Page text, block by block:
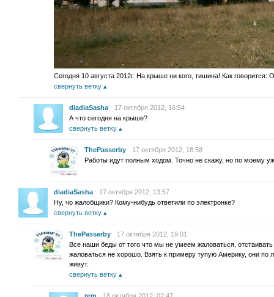
Сегодня 10 августа 2012г. На крыше ни кого, тишина! Как говорится:
свернуть ветку
diadiaSasha
17 октября 2012, 16:54
А что сегодня на крыше?
свернуть ветку
ThePasserby
17 октября 2012, 18:58
Работы идут полным ходом. Точно не скажу, но по моему
diadiaSasha
17 октября 2012, 13:57
Ну, чо жалобщики? Кому-нибудь ответили по электронке?
свернуть ветку
ThePasserby
17 октября 2012, 19:01
Все наши беды от того что мы не умеем жаловаться,
жаловаться не хорошо. Взять к примеру тупую Америку, они по
живут.
свернуть ветку